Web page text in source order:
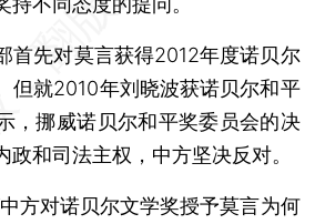
先对莫言获得2012年度诺贝尔
但就2010年刘晓波获诺贝尔和平
，挪威诺贝尔和平奖委员会的决
政和司法主权，中方坚决反对。
对诺贝尔文学奖授予莫言为何